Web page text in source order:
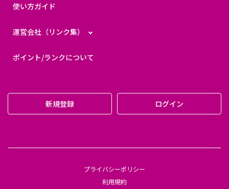
使い方ガイド
運営会社（リンク集）
ポイント/ランクについて
新規登録 ログイン
プライバシーポリシー
利用規約